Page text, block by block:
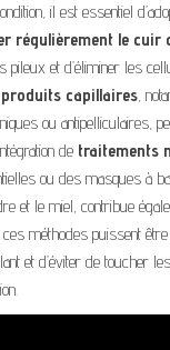
il est essentiel
régulièrement le cuir
et d’éliminer les
produits capillaires,
ou antipelliculaires,
de traitements
ou des masques à
et le miel, contribue
méthodes puissent
et d’éviter de toucher